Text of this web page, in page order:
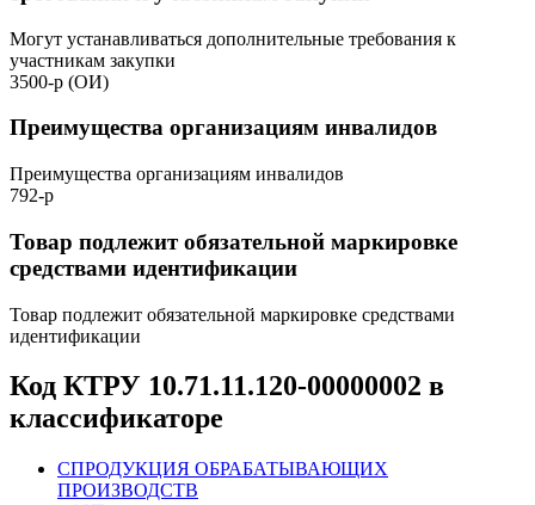
Могут устанавливаться дополнительные требования к
участникам закупки
3500-р (ОИ)
Преимущества организациям инвалидов
Преимущества организациям инвалидов
792-р
Товар подлежит обязательной маркировке
средствами идентификации
Товар подлежит обязательной маркировке средствами
идентификации
Код КТРУ 10.71.11.120-00000002 в
классификаторе
CПРОДУКЦИЯ ОБРАБАТЫВАЮЩИХ
ПРОИЗВОДСТВ